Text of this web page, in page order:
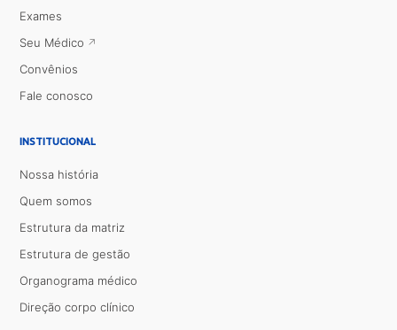
Exames
Seu Médico
Convênios
Fale conosco
INSTITUCIONAL
Nossa história
Quem somos
Estrutura da matriz
Estrutura de gestão
Organograma médico
Direção corpo clínico